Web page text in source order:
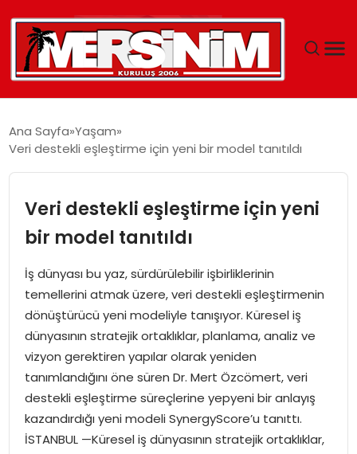
GÜNCEL
SAĞLIK
EĞITIM
SPOR
EKONOMI
MAGAZIN
DÜNYA
Ana Sayfa Yaşam
Veri destekli eşleştirme için yeni bir model tanıtıldı
Veri destekli eşleştirme için yeni
bir model tanıtıldı
İş dünyası bu yaz, sürdürülebilir işbirliklerinin
temellerini atmak üzere, veri destekli eşleştirmenin
dönüştürücü yeni modeliyle tanışıyor. Küresel iş
dünyasının stratejik ortaklıklar, planlama, analiz ve
vizyon gerektiren yapılar olarak yeniden
tanımlandığını öne süren Dr. Mert Özcömert, veri
destekli eşleştirme süreçlerine yepyeni bir anlayış
kazandırdığı yeni modeli SynergyScore’u tanıttı.
İSTANBUL —Küresel iş dünyasının stratejik ortaklıklar,